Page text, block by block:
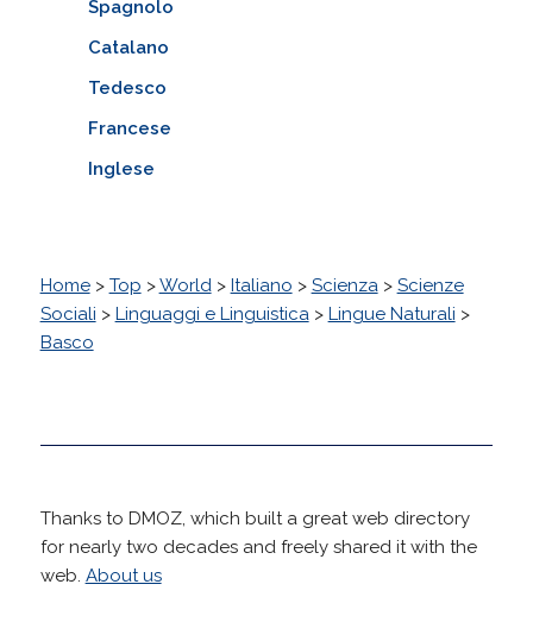
Spagnolo
Catalano
Tedesco
Francese
Inglese
Home> Top >World> Italiano > Scienza> Scienze
Sociali > Linguaggi e Linguistica> Lingue Naturali >
Basco
Thanks to DMOZ, which built a great web directory
for nearly two decades and freely shared it with the
web. About us